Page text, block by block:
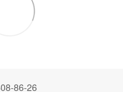
86-26